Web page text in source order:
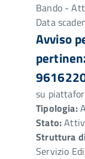
Bando -
Data
Avviso
su
Tipologia:
Stato:
Struttura
Servizio